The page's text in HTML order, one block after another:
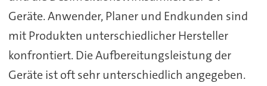
Geräte. Anwender, Planer und Endkunden sind
mit Produkten unterschiedlicher Hersteller
konfrontiert. Die Aufbereitungsleistung der
Geräte ist oft sehr unterschiedlich angegeben.